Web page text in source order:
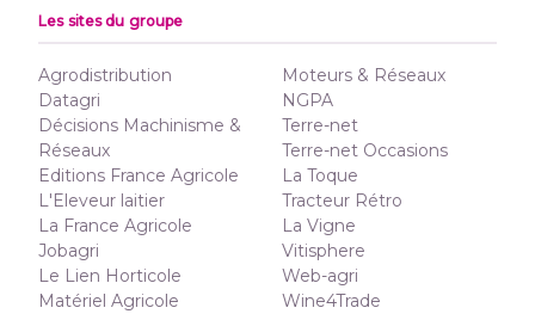
Les sites du groupe
Agrodistribution
Datagri
Décisions Machinisme &
Réseaux
Editions France Agricole
L'Eleveur laitier
La France Agricole
Jobagri
Le Lien Horticole
Matériel Agricole
Moteurs & Réseaux
NGPA
Terre-net
Terre-net Occasions
La Toque
Tracteur Rétro
La Vigne
Vitisphere
Web-agri
Wine4Trade